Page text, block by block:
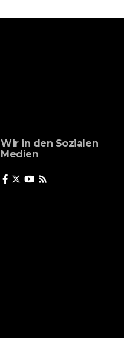
Wir in den Sozialen
Medien